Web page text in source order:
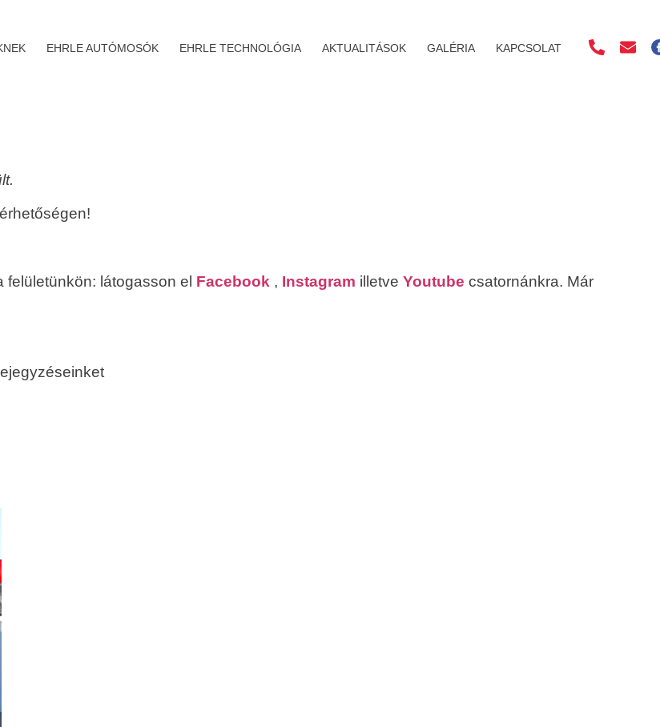
EHRLE AUTÓMOSÓK EHRLE TECHNOLÓGIA AKTUALITÁSOK GALÉRIA KAPCSOLAT
felületünkön: látogasson el Facebook , Instagram illetve Youtube csatornánkra. Már